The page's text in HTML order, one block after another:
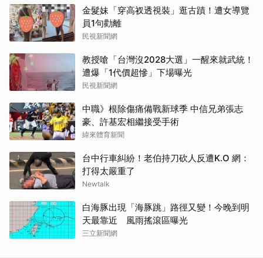
金髮妹「穿高衩透視裝」逛古蹟！遭女導覽
員1句勸離
民視新聞網
教授嗆「台灣沒2028大選」一醒來就武統！
遭爆「1代價超慘」下場曝光
民視新聞網
中職》根除傷痛備戰新球季 中信兄弟張志
豪、許基宏相繼接受手術
緯來體育新聞
台中行車糾紛！老伯持刀砍人反遭K.O 網：
打得太嚴重了
Newtalk
白海豚出現「海豚跳」路徑又變！今晚到明
天最靠近 風雨搖滾區曝光
三立新聞網